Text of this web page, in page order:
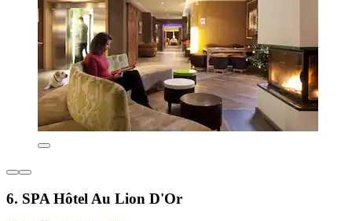
6. SPA Hôtel Au Lion D'Or